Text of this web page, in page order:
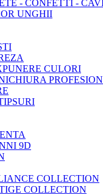
- CONFETTI -
UNGHII
CULORI
9D
COLLECTION
COLLECTION